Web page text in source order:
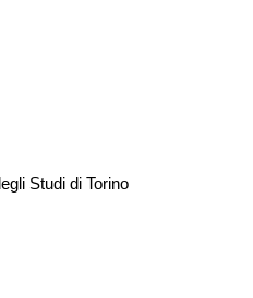
Studi di Torino